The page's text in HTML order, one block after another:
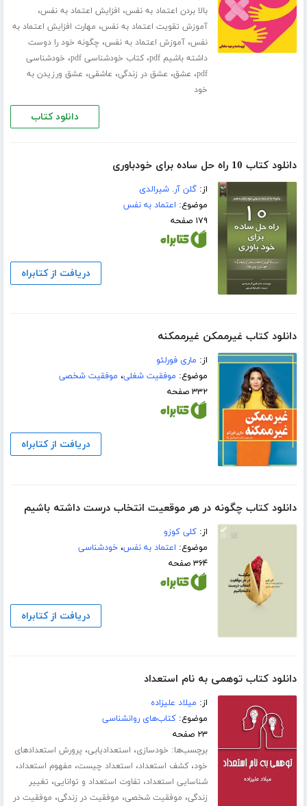
بالا بردن اعتماد به نفس، افزایش اعتماد به نفس،
آموزش تقویت اعتماد به نفس، مهارت افزایش اعتماد به
نفس،آموزش اعتماد به نفس، چگونه خود را دوست
داشته باشیم pdf
،کتاب خودشناسی pdf ، خودشناسی
pdf، عشق، عشق در زندگی، عاشقی، عشق ورزیدن به
خود
دانلود کتاب
دانلود کتاب 10 راه حل ساده برای خودباوری
از:گلن آر. شیرالدی
موضوع: اعتماد به نفس
۱۷۹ صفحه
دریافت از کتابراه
دانلود کتاب غیرممکن غیرممکنه
از: ماری فورلئو
موضوع: موفقیت شغلی، موفقیت شخصی
۳۳۲ صفحه
دریافت از کتابراه
دانلود کتاب چگونه در هر موقعیت انتخاب درست داشته باشیم
از:کلی کوزو
موضوع: اعتماد به نفس،خودشناسی
۳۶۴ صفحه
دریافت از کتابراه
دانلود کتاب توهمی به نام استعداد
از: میلاد علیزاده
موضوع:کتاب‌های روانشناسی
۲۳ صفحه
برچسب‌ها: خودسازی، استعدادیابی، پرورش استعدادهای
خود،کشف استعداد، استعداد چیست، مفهوم استعداد،
شناسایی استعداد، تفاوت استعداد و توانایی، تغییر
زندگی، موفقیت شخصی، موفقیت در زندگی، موفقیت در